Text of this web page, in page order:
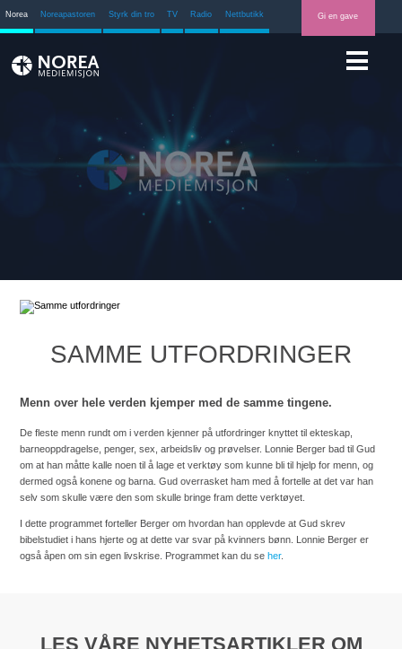
Norea Noreapastoren Styrk din tro TV Radio Nettbutikk Gi en gave
SAMME UTFORDRINGER
Menn over hele verden kjemper med de samme tingene.
De fleste menn rundt om i verden kjenner på utfordringer knyttet til ekteskap,
barneoppdragelse, penger, sex, arbeidsliv og prøvelser. Lonnie Berger bad til Gud
om at han måtte kalle noen til å lage et verktøy som kunne bli til hjelp for menn, og
dermed også konene og barna. Gud overrasket ham med å fortelle at det var han
selv som skulle være den som skulle bringe fram dette verktøyet.
I dette programmet forteller Berger om hvordan han opplevde at Gud skrev
bibelstudiet i hans hjerte og at dette var svar på kvinners bønn. Lonnie Berger er
også åpen om sin egen livskrise. Programmet kan du se her.
LES VÅRE NYHETSARTIKLER OM